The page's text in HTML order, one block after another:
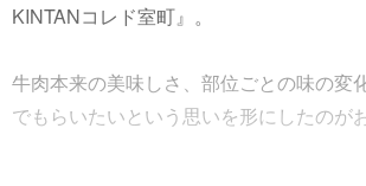
KINTANコレド室町』。
牛肉本来の美味しさ、部位ごとの味の変
でもらいたいという思いを形にしたのが